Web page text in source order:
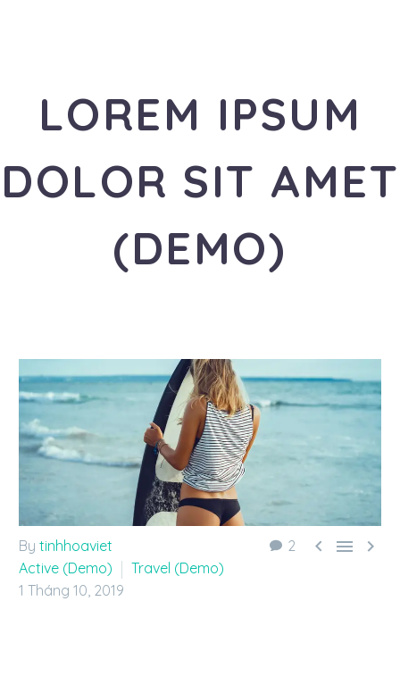
LOREM IPSUM
DOLOR SIT AMET
(DEMO)
2   
By tinhhoaviet
Active (Demo)
Travel (Demo)
1 Tháng 10, 2019